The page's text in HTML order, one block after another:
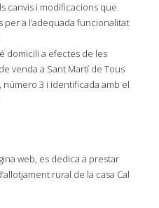
canvis i modificacions que
a l’adequada funcionalitat
té domicili a efectes de les
venda a Sant Martí de Tous
número 3 i identificada amb el
web, es dedica a prestar
rural de la casa Cal